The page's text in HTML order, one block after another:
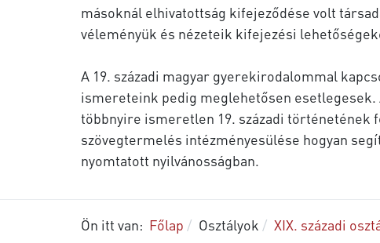
másoknál elhivatottság kifejeződése volt
véleményük és nézeteik kifejezési
A 19. századi magyar gyerekirodalommal
ismereteink pedig meglehetősen
többnyire ismeretlen 19. századi történetének
szövegtermelés intézményesülése hogyan
nyomtatott nyilvánosságban.
Ön itt van: Főlap Osztályok XIX. századi